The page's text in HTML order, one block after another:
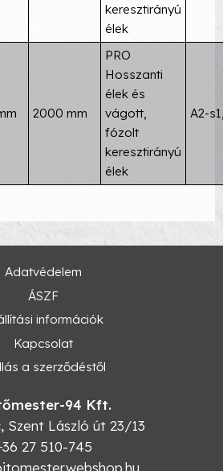
keresztirányú
élek
2000 mm
PRO
Hosszanti
élek és
vágott,
fózolt
keresztirányú
élek
A2-
Adatvédelem
ÁSZF
információk
Kapcsolat
a szerződéstől
94 Kft.
, Szent László út 23/13
27 510-745